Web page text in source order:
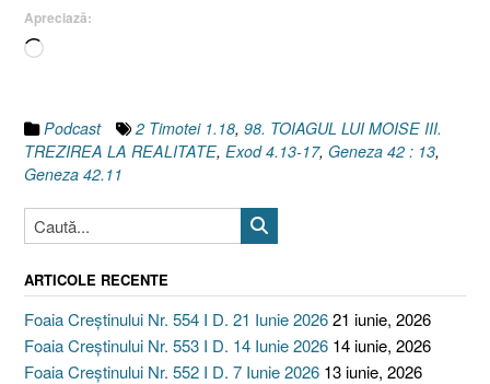
Apreciază:
Încarc...
Podcast 2 Timotei 1.18, 98. TOIAGUL LUI MOISE III.
TREZIREA LA REALITATE, Exod 4.13-17, Geneza 42 : 13,
Geneza 42.11
ARTICOLE RECENTE
Foaia Creștinului Nr. 554 I D. 21 Iunie 202621 iunie, 2026
Foaia Creștinului Nr. 553 I D. 14 Iunie 2026 14 iunie, 2026
Foaia Creștinului Nr. 552 I D. 7 Iunie 2026 13 iunie, 2026